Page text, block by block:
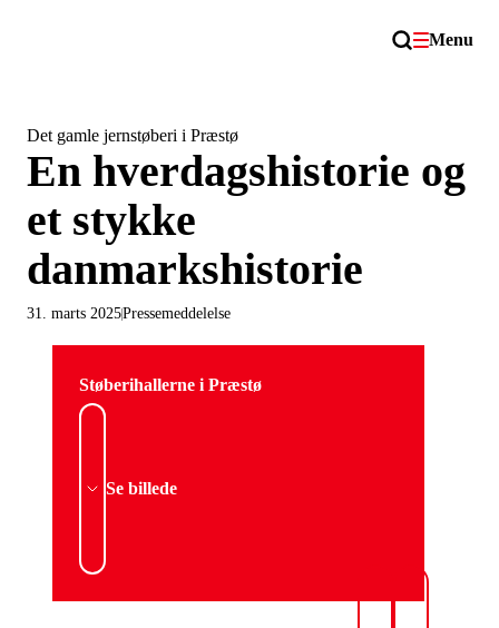
Menu
Det gamle jernstøberi i Præstø
En hverdagshistorie og
et stykke
danmarkshistorie
Pressemeddelelse
31. marts 2025
Støberihallerne i Præstø
Se billede